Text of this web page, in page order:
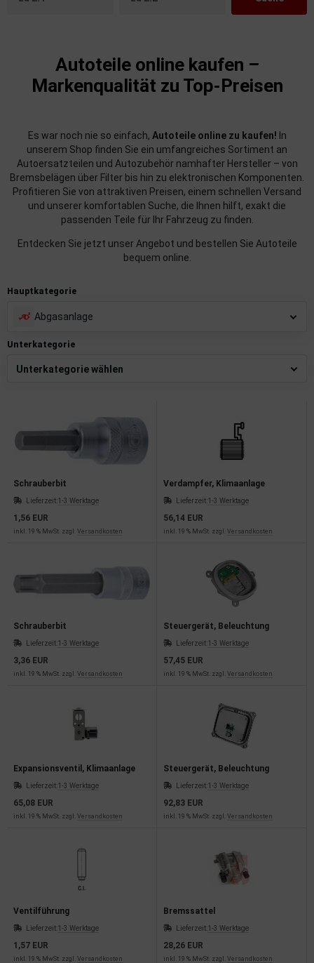
Autoteile online kaufen –
Markenqualität zu Top-Preisen
Es war noch nie so einfach, Autoteile online zu kaufen! In
unserem Shop finden Sie ein umfangreiches Sortiment an
Autoersatzteilen und Autozubehör namhafter Hersteller – von
Bremsbelägen über Filter bis hin zu elektronischen Komponenten.
Profitieren Sie von attraktiven Preisen, einem schnellen Versand
und unserer komfortablen Suche, die Ihnen hilft, exakt die
passenden Teile für Ihr Fahrzeug zu finden.
Entdecken Sie jetzt unser Angebot und bestellen Sie Autoteile
bequem online.
Hauptkategorie
Abgasanlage
Unterkategorie
Schrauberbit
Lieferzeit:1-3 Werktage
1,56 EUR
inkl. 19 % MwSt. zzgl. Versandkosten
Verdampfer, Klimaanlage
Lieferzeit:1-3 Werktage
56,14 EUR
inkl. 19 % MwSt. zzgl. Versandkosten
Schrauberbit
Lieferzeit:1-3 Werktage
3,36 EUR
inkl. 19 % MwSt. zzgl. Versandkosten
Steuergerät, Beleuchtung
Lieferzeit:1-3 Werktage
57,45 EUR
inkl. 19 % MwSt. zzgl. Versandkosten
Expansionsventil, Klimaanlage
Lieferzeit:1-3 Werktage
65,08 EUR
inkl. 19 % MwSt. zzgl. Versandkosten
Steuergerät, Beleuchtung
Lieferzeit:1-3 Werktage
92,83 EUR
inkl. 19 % MwSt. zzgl. Versandkosten
Ventilführung
Lieferzeit:1-3 Werktage
1,57 EUR
inkl. 19 % MwSt. zzgl. Versandkosten
Bremssattel
Lieferzeit:1-3 Werktage
28,26 EUR
inkl. 19 % MwSt. zzgl. Versandkosten
Aufbauten
Lüftung
Kommunikationssysteme